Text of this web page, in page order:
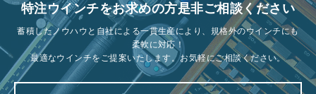
特注ウインチをお求めの方是非ご相談ください
蓄積したノウハウと自社による一貫生産により、規格外のウインチにも
柔軟に対応！
最適なウインチをご提案いたします。お気軽にご相談ください。